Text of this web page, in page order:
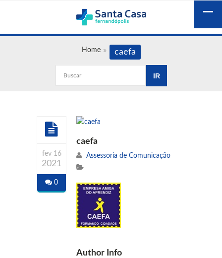
Home caefa
fev 16
2021
0
caefa
Assessoria de Comunicação
Author Info